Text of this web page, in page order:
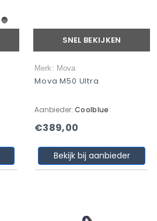
SNEL BEKIJKEN
Merk: Mova
Mova M50 Ultra
Aanbieder: Coolblue
€389,00
Bekijk bij aanbieder